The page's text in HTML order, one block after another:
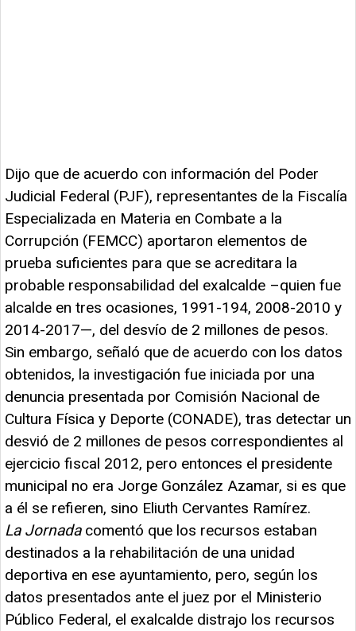
Dijo que de acuerdo con información del Poder
Judicial Federal (PJF), representantes de la Fiscalía
Especializada en Materia en Combate a la
Corrupción (FEMCC) aportaron elementos de
prueba suficientes para que se acreditara la
probable responsabilidad del exalcalde –quien fue
alcalde en tres ocasiones, 1991-194, 2008-2010 y
2014-2017—, del desvío de 2 millones de pesos.
Sin embargo, señaló que de acuerdo con los datos
obtenidos, la investigación fue iniciada por una
denuncia presentada por Comisión Nacional de
Cultura Física y Deporte (CONADE), tras detectar un
desvió de 2 millones de pesos correspondientes al
ejercicio fiscal 2012, pero entonces el presidente
municipal no era Jorge González Azamar, si es que
a él se refieren, sino Eliuth Cervantes Ramírez.
La Jornada comentó que los recursos estaban
destinados a la rehabilitación de una unidad
deportiva en ese ayuntamiento, pero, según los
datos presentados ante el juez por el Ministerio
Público Federal, el exalcalde distrajo los recursos